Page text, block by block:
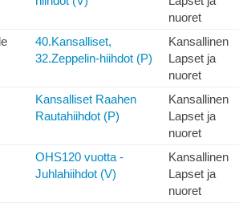
nuoret
40.Kansalliset,
32.Zeppelin-hiihdot (P)
Kansallinen
Lapset ja
nuoret
Kansalliset Raahen
Rautahiihdot (P)
Kansallinen
Lapset ja
nuoret
OHS120 vuotta -
Juhlahiihdot (V)
Kansallinen
Lapset ja
nuoret